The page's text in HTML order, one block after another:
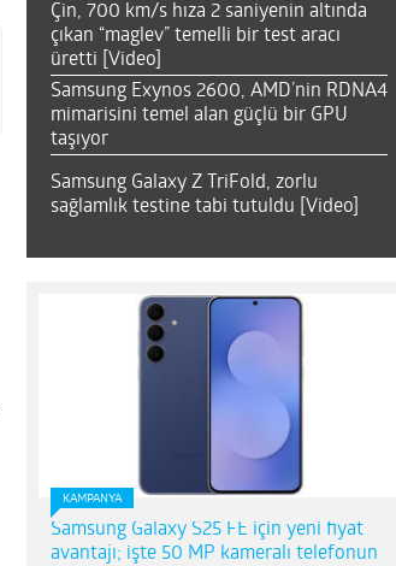
Çin, 700 km/s hıza 2 saniyenin altında
çıkan “maglev” temelli bir test aracı
üretti [Video]
Samsung Exynos 2600, AMD’nin RDNA4
mimarisini temel alan güçlü bir GPU
taşıyor
Samsung Galaxy Z TriFold, zorlu
sağlamlık testine tabi tutuldu [Video]
KAMPANYA
Samsung Galaxy S25 FE için yeni fiyat
avantajı; işte 50 MP kameralı telefonun